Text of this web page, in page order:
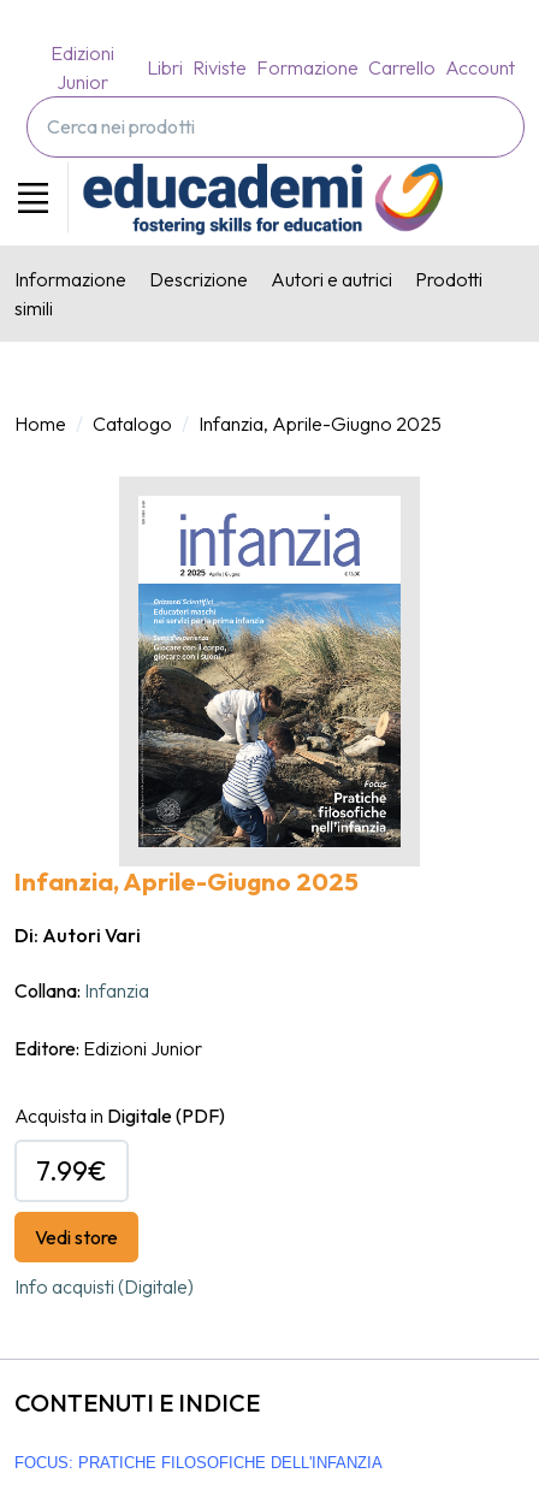
Edizioni
Junior
Libri Riviste Formazione Carrello Account
Informazione Descrizione Autori e autrici
Prodotti
simili
Home Catalogo Infanzia, Aprile-Giugno 2025
Infanzia, Aprile-Giugno 2025
Di: Autori Vari
Collana: Infanzia
Editore: Edizioni Junior
Acquista in Digitale(PDF)
7.99€
Vedi store
Info acquisti (Digitale)
CONTENUTI E INDICE
FOCUS: PRATICHE FILOSOFICHE DELL'INFANZIA